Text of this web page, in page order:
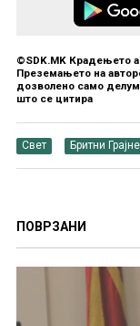
©SDK.MK Крадењето
Преземањето на
дозволено само
што се цитира
Свет Бритни
ПОВРЗАНИ